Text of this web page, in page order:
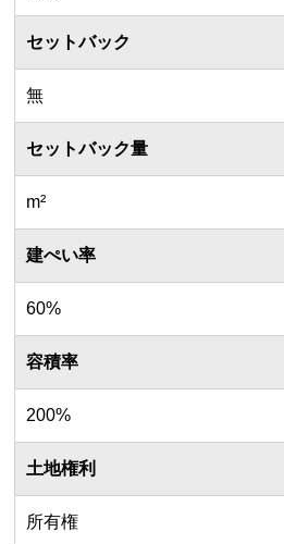
セットバック
無
セットバック量
m²
建ぺい率
60%
容積率
200%
土地権利
所有権